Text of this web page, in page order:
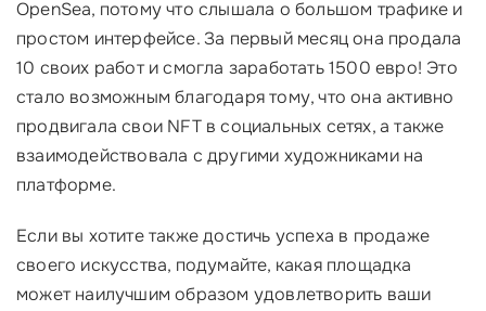
OpenSea, потому что слышала о большом трафике и
простом интерфейсе. За первый месяц она продала
10 своих работ и смогла заработать 1500 евро! Это
стало возможным благодаря тому, что она активно
продвигала свои NFT в социальных сетях, а также
взаимодействовала с другими художниками на
платформе.
Если вы хотите также достичь успеха в продаже
своего искусства, подумайте, какая площадка
может наилучшим образом удовлетворить ваши